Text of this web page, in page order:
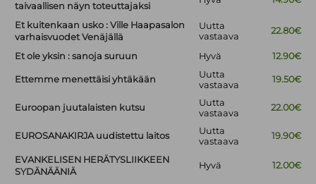
taivaallisen näyn toteuttajaksi
Et kuitenkaan usko : Ville Haapasalon
varhaisvuodet Venäjällä
Uutta
vastaava
22.80€
Et ole yksin : sanoja suruun Hyvä 12.90€
Ettemme menettäisi yhtäkään
Uutta
vastaava
19.50€
Euroopan juutalaisten kutsu
Uutta
vastaava
22.00€
EUROSANAKIRJA uudistettu laitos
Uutta
vastaava
19.90€
EVANKELISEN HERÄTYSLIIKKEEN
SYDÄNÄÄNIÄ
Hyvä 12.00€